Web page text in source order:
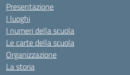
Presentazione
I luoghi
I numeri della scuola
Le carte della scuola
Organizzazione
La storia